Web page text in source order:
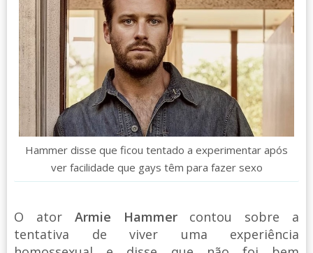
Hammer disse que ficou tentado a experimentar após
ver facilidade que gays têm para fazer sexo
O ator Armie Hammercontou sobre a
tentativa de viver uma experiência